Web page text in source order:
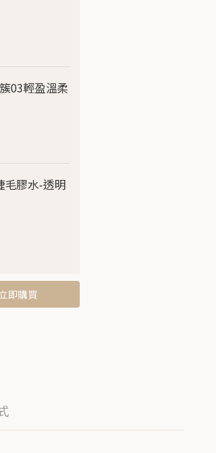
03輕盈溫柔
膠水-透明
即購買